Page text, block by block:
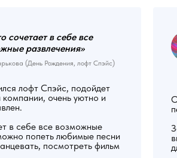
сочетает в себе все
развлечения»
(День Рождения, лофт Спэйс)
лофт Спэйс, подойдет
очень уютно и
в себе все возможные
попеть любимые песни
посмотреть фильм